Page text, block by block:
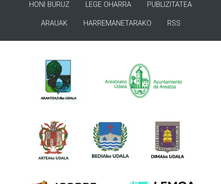
HONI BURUZ LEGE OHARRA PUBLIZITATEA
ARAUAK HARREMANETARAKO RSS